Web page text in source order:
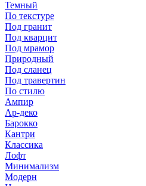
Темный
По текстуре
Под гранит
Под кварцит
Под мрамор
Природный
Под сланец
Под травертин
По стилю
Ампир
Ар-деко
Барокко
Кантри
Классика
Лофт
Минимализм
Модерн